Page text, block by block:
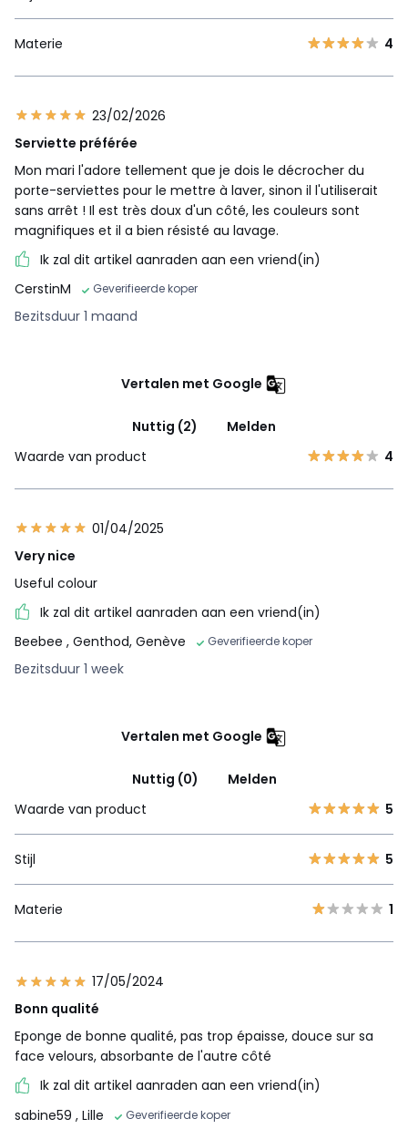
Materie 4
23/02/2026
Serviette préférée
Mon mari l'adore tellement que je dois le décrocher du
porte-serviettes pour le mettre à laver, sinon il l'utiliserait
sans arrêt ! Il est très doux d'un côté, les couleurs sont
magnifiques et il a bien résisté au lavage.
Ik zal dit artikel aanraden aan een vriend(in)
CerstinM
Geverifieerde koper
Bezitsduur 1 maand
Vertalen met Google
Nuttig (2)
Melden
Waarde van product
4
01/04/2025
Very nice
Useful colour
Ik zal dit artikel aanraden aan een vriend(in)
Beebee , Genthod, Genève Geverifieerde koper
Bezitsduur 1 week
Vertalen met Google
Nuttig (0)
Melden
Waarde van product
5
Stijl 5
Materie 1
17/05/2024
Bonn qualité
Eponge de bonne qualité, pas trop épaisse, douce sur sa
face velours, absorbante de l'autre côté
Ik zal dit artikel aanraden aan een vriend(in)
sabine59 , Lille Geverifieerde koper